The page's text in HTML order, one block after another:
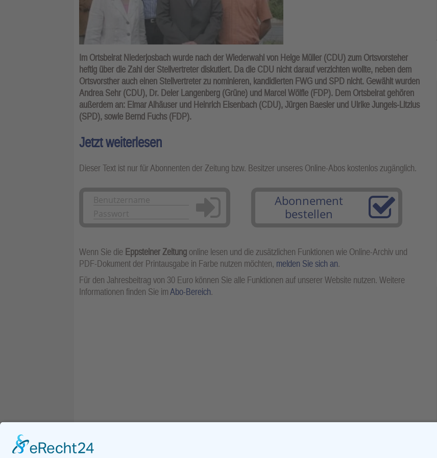
Im Ortsbeirat Niederjosbach wurde nach der Wiederwahl von Helge Müller (CDU) zum Ortsvorsteher
heftig über die Zahl der Stellvertreter diskutiert. Da die CDU nicht darauf verzichten wollte, neben dem
Ortsvorsther auch einen Stellvertreter zu nominieren, kandidierten FWG und SPD nicht. Gewählt wurden
Andrea Sehr (CDU), Dr. Deler Langenberg (Grüne) und Marcel Wölfle (FDP). Dem Ortsbeirat gehören
außerdem an: Elmar Alhäuser und Heinrich Eisenbach (CDU), Jürgen Baesler und Ulrike Jungels-Litzius
(SPD), sowie Bernd Fuchs (FDP).
Jetzt weiterlesen
Dieser Text ist nur für Abonnenten der Zeitung bzw. Besitzer unseres Online-Abos kostenlos zugänglich.
Anmelden
Abonnement
bestellen
Wenn Sie die Eppsteiner Zeitung online lesen und die zusätzlichen Funktionen wie Online-Archiv und
PDF-Dokument der Printausgabe in Farbe nutzen möchten, melden Sie sich an.
Für den Jahresbeitrag von 30 Euro können Sie alle Funktionen auf unserer Website nutzen. Weitere
Informationen finden Sie imAbo-Bereich.